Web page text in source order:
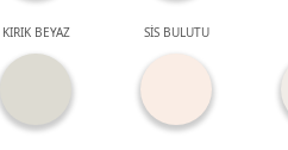
KIRIK BEYAZ SİS BULUTU